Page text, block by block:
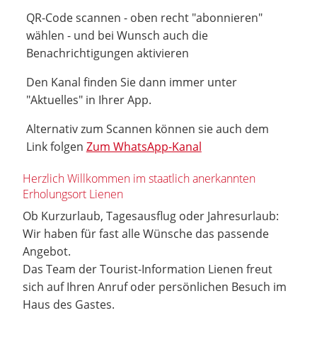
QR-Code scannen - oben recht "abonnieren"
wählen - und bei Wunsch auch die
Benachrichtigungen aktivieren
Den Kanal finden Sie dann immer unter
"Aktuelles" in Ihrer App.
Alternativ zum Scannen können sie auch dem
Link folgen Zum WhatsApp-Kanal
Herzlich Willkommen im staatlich anerkannten
Erholungsort Lienen
Ob Kurzurlaub, Tagesausflug oder Jahresurlaub:
Wir haben für fast alle Wünsche das passende
Angebot.
Das Team der Tourist-Information Lienen freut
sich auf Ihren Anruf oder persönlichen Besuch im
Haus des Gastes.